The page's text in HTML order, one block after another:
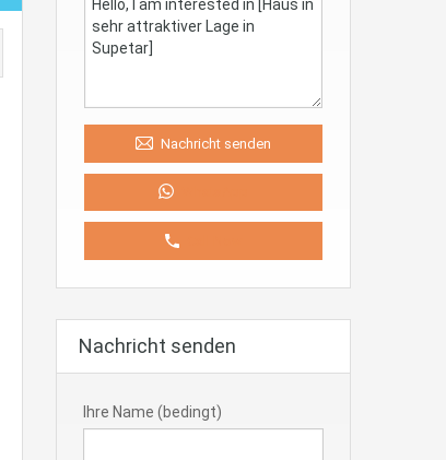
Nachricht senden
Nachricht senden
Ihre Name (bedingt)